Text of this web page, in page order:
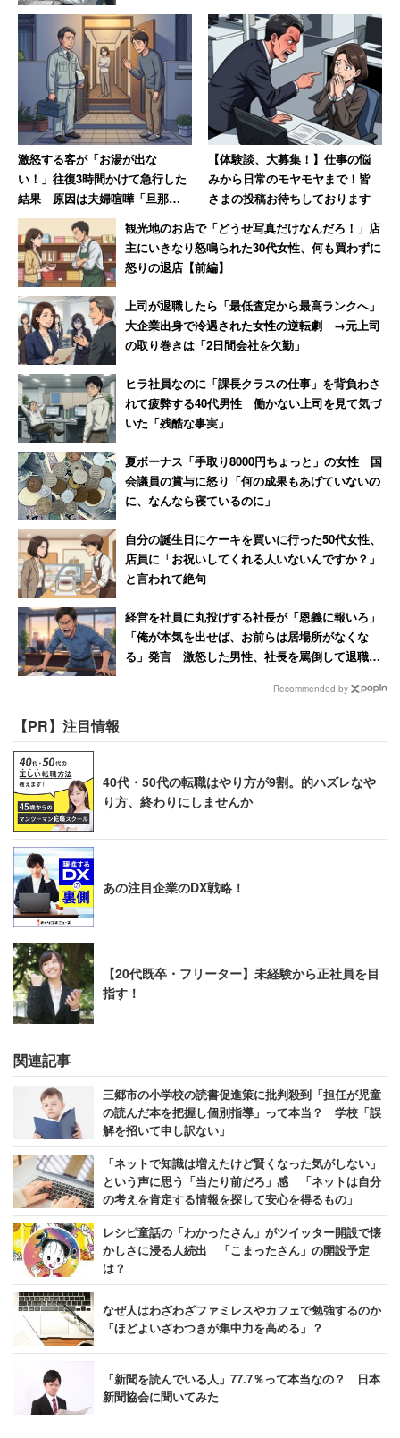
汚れや破損が酷く、貸し出せなくなった本「汚破損本」
は、後を絶たない。大阪市立中央図書館の担当者は「ポス
ターなどを貼って呼びかけているが、毎年ゼロにはならな
い」と話す。返却時の本の状態が悪く過失・故意の汚損・
破損が疑われる場合には、借りた人に声をかけ、借りる前
の状態を確かめているというが、返却ポストなどを使って
返された場合には、本人を特定できないという。
「貸出している本は、返却前であれば、貸出カード
の番号と本の番号を照合し、誰が借りているか管理
することが出来ます。しかし、一度返却されると照
合に必要なデータが消えてしまうため、誰がその状
態にしたかわからなくなってしまいます」
横浜市立中央図書館では2010年から、修復可能な汚損や
破損を、ボランティアの手で繕っている。2017年度の修
理冊数は4840冊だ。もちろん、中には経年劣化によるも
のも含まれるが、多くの本が傷ついて返却されていること
は確かだ。無くならない破損・汚損を受け、あえて汚破損
本を展示し、本の扱いについて考えてもらう取り組みをし
ている図書館もある。
ツイッターでは、静岡市立図書館のツイートを見た人から
「これはひどすぎる」
「悪質過ぎますね」
人認証必須となってしまう」
と、多くの怒りの声が上がっていた。
（…お願いだ。こんなことをするのはやめてく
れ。。。本がかわいそうだ。これではもう次の人に
貸せない、つまり捨てるしかないんだ。。。新しく
買い直すにも出版年が古かったりするともう買えな
いこともあるんだ。頼んだよ。。。）
いpic.twitter.com/y69AGntPdf
31日
激怒する客が「お湯が出な
い！」往復3時間かけて急行した
結果 原因は夫婦喧嘩「旦那が
入浴中に奥さんがスイッチを切
っただけ」
【体験談、大募集！】仕事の悩
みから日常のモヤモヤまで！皆
さまの投稿お待ちしております
観光地のお店で「どうせ写真だけなんだろ！」店
主にいきなり怒鳴られた30代女性、何も買わずに
怒りの退店【前編】
上司が退職したら「最低査定から最高ランクへ」
大企業出身で冷遇された女性の逆転劇 →元上司
の取り巻きは「2日間会社を欠勤」
ヒラ社員なのに「課長クラスの仕事」を背負わさ
れて疲弊する40代男性 働かない上司を見て気づ
いた「残酷な事実」
夏ボーナス「手取り8000円ちょっと」の女性 国
会議員の賞与に怒り「何の成果もあげていないの
に、なんなら寝ているのに」
自分の誕生日にケーキを買いに行った50代女性、
店員に「お祝いしてくれる人いないんですか？」
と言われて絶句
経営を社員に丸投げする社長が「恩義に報いろ」
「俺が本気を出せば、お前らは居場所がなくな
る」発言 激怒した男性、社長を罵倒して退職
Recommended by
【PR】注目情報
40代・50代の転職はやり方が9割。的ハズレなや
り方、終わりにしませんか
あの注目企業のDX戦略！
【20代既卒・フリーター】未経験から正社員を目
指す！
関連記事
三郷市の小学校の読書促進策に批判殺到「担任が児童
の読んだ本を把握し個別指導」って本当？ 学校「誤
解を招いて申し訳ない」
「ネットで知識は増えたけど賢くなった気がしない」
という声に思う「当たり前だろ」感 「ネットは自分
の考えを肯定する情報を探して安心を得るもの」
レシピ童話の「わかったさん」がツイッター開設で懐
かしさに浸る人続出 「こまったさん」の開設予定
は？
なぜ人はわざわざファミレスやカフェで勉強するのか
「ほどよいざわつきが集中力を高める」？
「新聞を読んでいる人」77.7％って本当なの？ 日本
新聞協会に聞いてみた